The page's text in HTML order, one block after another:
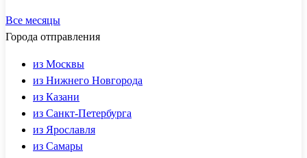
Все месяцы
Города отправления
из Москвы
из Нижнего Новгорода
из Казани
из Санкт-Петербурга
из Ярославля
из Самары